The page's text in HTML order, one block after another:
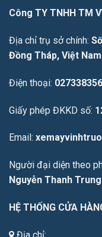
Công TY TNHH TM
Địa chỉ trụ sở chính:
Đồng Tháp, Việt Nam
Điện thoại:
Giấy phép ĐKKD số:
Email:
Người đại diện theo
Nguyễn Thanh Trung
HỆ THỐNG CỬA